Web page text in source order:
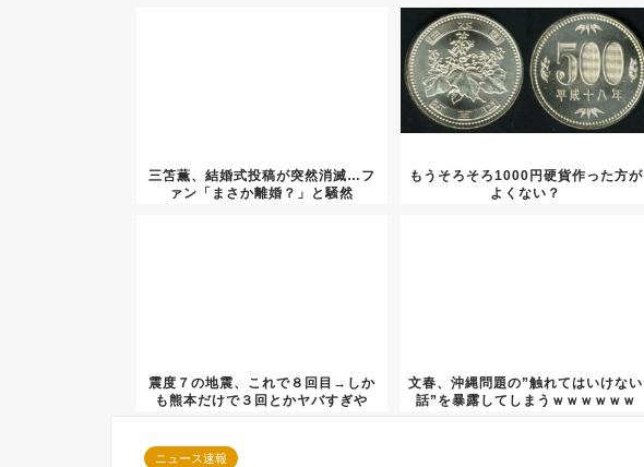
三笘薫、結婚式投稿が突然消滅…フ
ァン「まさか離婚？」と騒然
もうそろそろ1000円硬貨作った方が
よくない？
震度７の地震、これで８回目→しか
も熊本だけで３回とかヤバすぎや
文春、沖縄問題の”触れてはいけない
話”を暴露してしまうｗｗｗｗｗｗ
ニュース速報